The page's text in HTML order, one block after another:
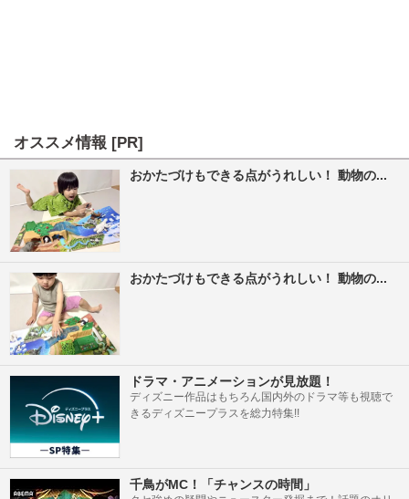
オススメ情報 [PR]
おかたづけもできる点がうれしい！ 動物の...
おかたづけもできる点がうれしい！ 動物の...
ドラマ・アニメーションが見放題！
ディズニー作品はもちろん国内外のドラマ等も視聴で
きるディズニープラスを総力特集!!
千鳥がMC！「チャンスの時間」